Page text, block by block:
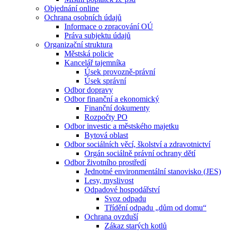
Objednání online
Ochrana osobních údajů
Informace o zpracování OÚ
Práva subjektu údajů
Organizační struktura
Městská policie
Kancelář tajemníka
Úsek provozně-právní
Úsek správní
Odbor dopravy
Odbor finanční a ekonomický
Finanční dokumenty
Rozpočty PO
Odbor investic a městského majetku
Bytová oblast
Odbor sociálních věcí, školství a zdravotnictví
Orgán sociálně právní ochrany dětí
Odbor životního prostředí
Jednotné environmentální stanovisko (JES)
Lesy, myslivost
Odpadové hospodářství
Svoz odpadu
Třídění odpadu „dům od domu“
Ochrana ovzduší
Zákaz starých kotlů